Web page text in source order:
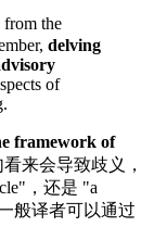
from the
delving
of
framework of
来会导致歧义，
，还是 "a
般译者可以通过